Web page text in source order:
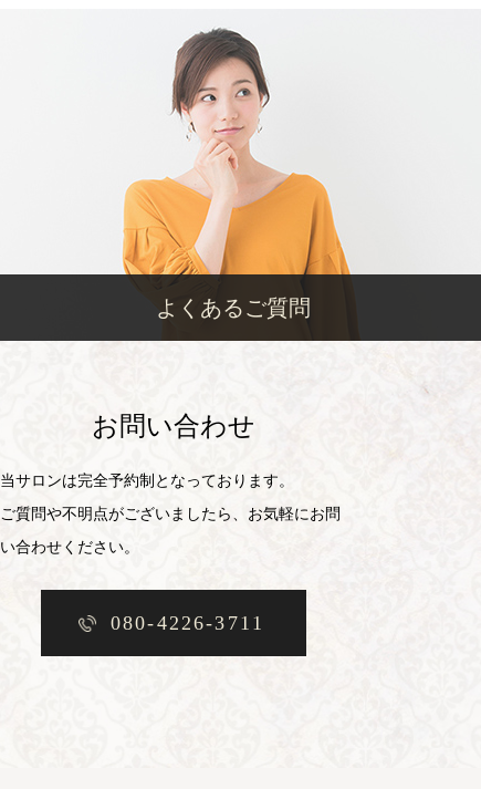
よくあるご質問
お問い合わせ
当サロンは完全予約制となっております。
ご質問や不明点がございましたら、お気軽にお問
い合わせください。
080-4226-3711